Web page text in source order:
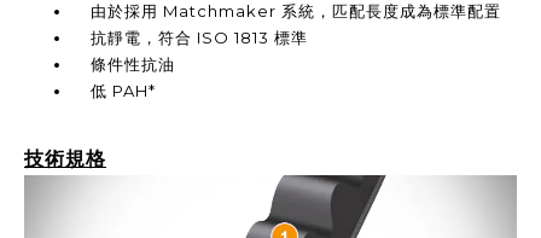
由於採用 Matchmaker 系統，匹配長度成為標準配置
抗靜電，符合 ISO 1813 標準
條件性抗油
低 PAH*
技術規格